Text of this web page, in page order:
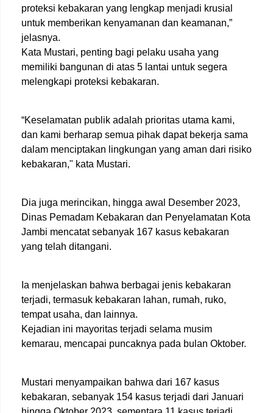
proteksi kebakaran yang lengkap menjadi krusial
untuk memberikan kenyamanan dan keamanan,”
jelasnya.
Kata Mustari, penting bagi pelaku usaha yang
memiliki bangunan di atas 5 lantai untuk segera
melengkapi proteksi kebakaran.
“Keselamatan publik adalah prioritas utama kami,
dan kami berharap semua pihak dapat bekerja sama
dalam menciptakan lingkungan yang aman dari risiko
kebakaran," kata Mustari.
Dia juga merincikan, hingga awal Desember 2023,
Dinas Pemadam Kebakaran dan Penyelamatan Kota
Jambi mencatat sebanyak 167 kasus kebakaran
yang telah ditangani.
Ia menjelaskan bahwa berbagai jenis kebakaran
terjadi, termasuk kebakaran lahan, rumah, ruko,
tempat usaha, dan lainnya.
Kejadian ini mayoritas terjadi selama musim
kemarau, mencapai puncaknya pada bulan Oktober.
Mustari menyampaikan bahwa dari 167 kasus
kebakaran, sebanyak 154 kasus terjadi dari Januari